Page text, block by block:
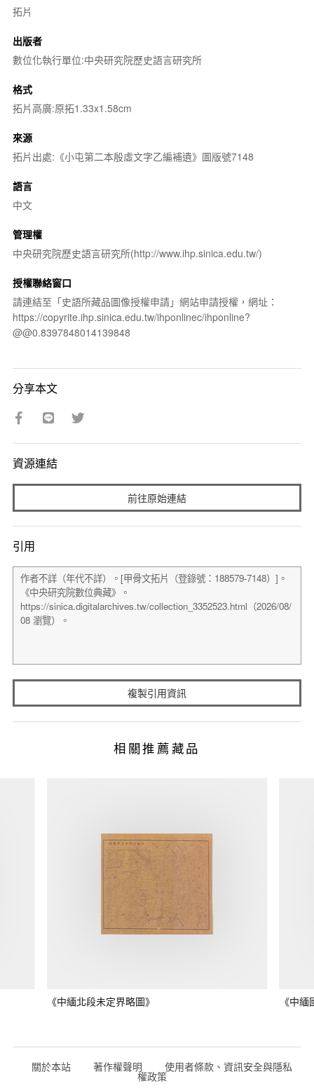
拓片
出版者
數位化執行單位:中央研究院歷史語言研究所
格式
拓片高廣:原拓1.33x1.58cm
來源
拓片出處:《小屯第二本殷虛文字乙編補遺》圖版號7148
語言
中文
管理權
中央研究院歷史語言研究所(http://www.ihp.sinica.edu.tw/)
授權聯絡窗口
請連結至「史語所藏品圖像授權申請」網站申請授權，網址：
https://copyrite.ihp.sinica.edu.tw/ihponlinec/ihponline?
@@0.8397848014139848
分享本文
資源連結
前往原始連結
引用
複製引用資訊
相關推薦藏品
《中緬北段未定界略圖》 《中
關於本站 著作權聲明 使用者條款、資訊安全與隱私
權政策